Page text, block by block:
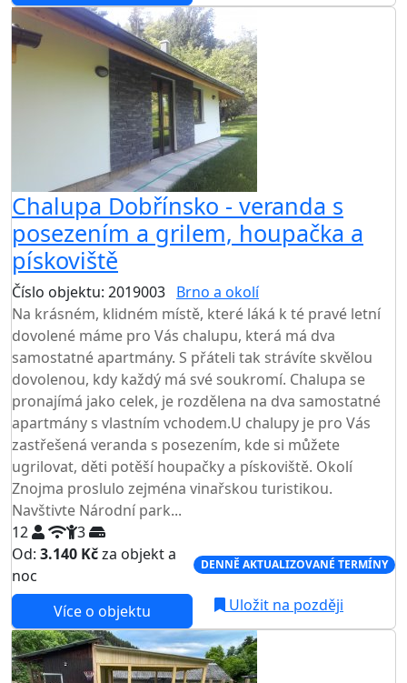
Chalupa Dobřínsko - veranda s
posezením a grilem, houpačka a
pískoviště
Číslo objektu: 2019003 Brno a okolí
Na krásném, klidném místě, které láká k té pravé letní
dovolené máme pro Vás chalupu, která má dva
samostatné apartmány. S přáteli tak strávíte skvělou
dovolenou, kdy každý má své soukromí. Chalupa se
pronajímá jako celek, je rozdělena na dva samostatné
apartmány s vlastním vchodem.U chalupy je pro Vás
zastřešená veranda s posezením, kde si můžete
ugrilovat, děti potěší houpačky a pískoviště. Okolí
Znojma proslulo zejména vinařskou turistikou.
Navštivte Národní park...
12
3
Od: 3.140 Kčza objekt a
noc
DENNĚ AKTUALIZOVANÉ TERMÍNY
Více o objektu Uložit na později